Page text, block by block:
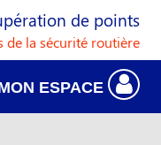
de points
de la sécurité routière
ESPACE